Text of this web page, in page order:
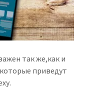
так же,как и
приведут